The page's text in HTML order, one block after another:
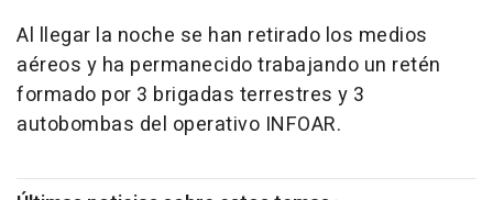
Al llegar la noche se han retirado los medios
aéreos y ha permanecido trabajando un retén
formado por 3 brigadas terrestres y 3
autobombas del operativo INFOAR.